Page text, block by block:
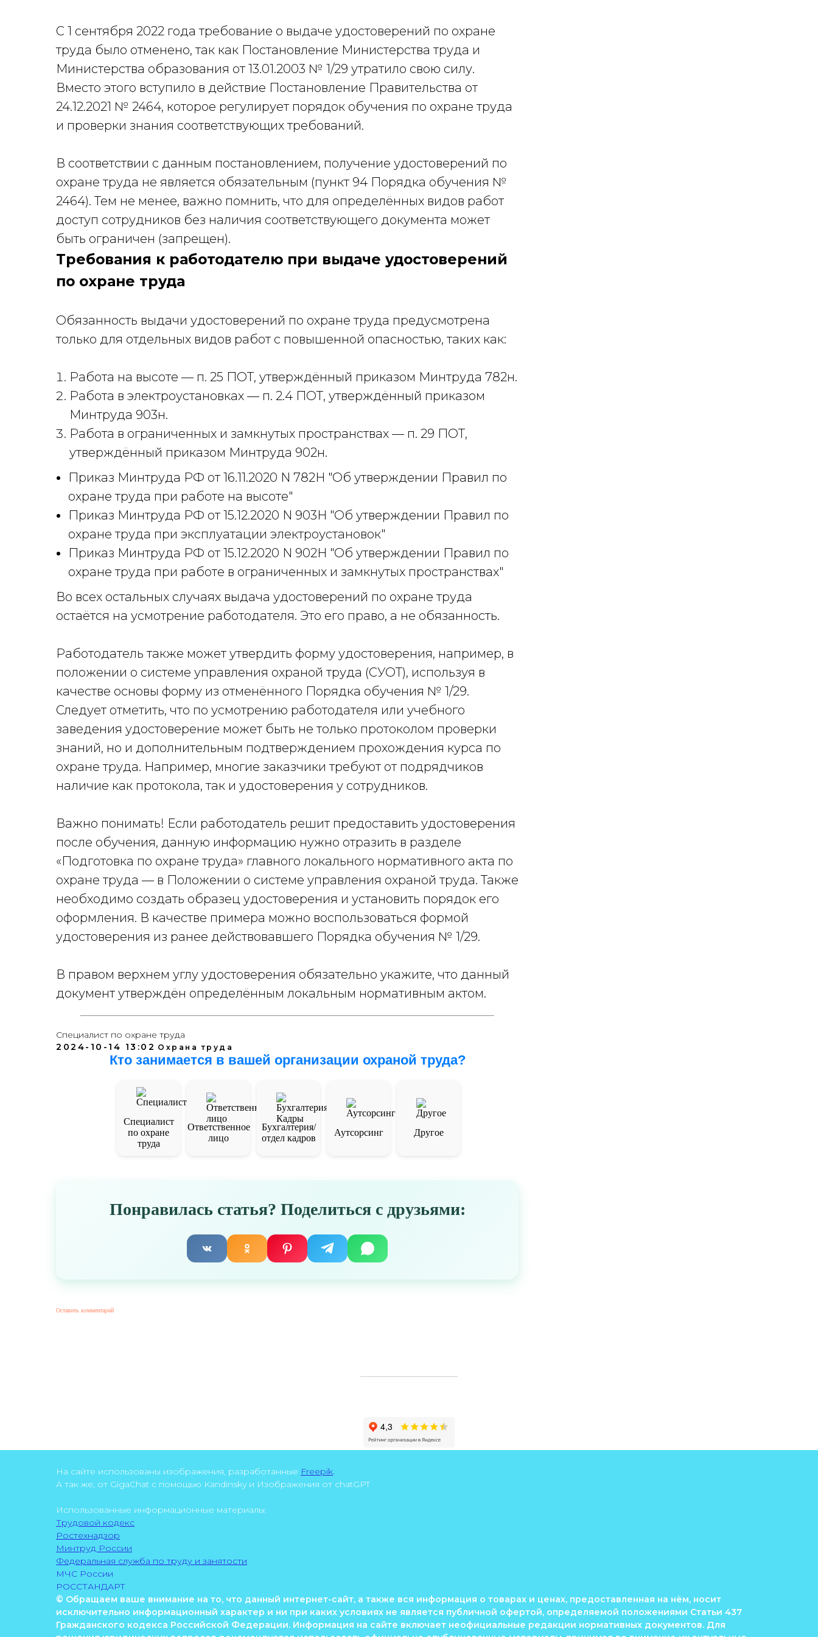
С 1 сентября 2022 года требование о выдаче удостоверений по охране
труда было отменено, так как Постановление Министерства труда и
Министерства образования от 13.01.2003 № 1/29 утратило свою силу.
Вместо этого вступило в действие Постановление Правительства от
24.12.2021 № 2464, которое регулирует порядок обучения по охране труда
и проверки знания соответствующих требований.
В соответствии с данным постановлением, получение удостоверений по
охране труда не является обязательным (пункт 94 Порядка обучения №
2464). Тем не менее, важно помнить, что для определённых видов работ
доступ сотрудников без наличия соответствующего документа может
быть ограничен (запрещен).
Требования к работодателю при выдаче удостоверений
по охране труда
Обязанность выдачи удостоверений по охране труда предусмотрена
только для отдельных видов работ с повышенной опасностью, таких как:
Работа на высоте — п. 25 ПОТ, утверждённый приказом Минтруда 782н.
Работа в электроустановках — п. 2.4 ПОТ, утверждённый приказом
Минтруда 903н.
Работа в ограниченных и замкнутых пространствах — п. 29 ПОТ,
утверждённый приказом Минтруда 902н.
Приказ Минтруда РФ от 16.11.2020 N 782Н "Об утверждении Правил по
охране труда при работе на высоте"
Приказ Минтруда РФ от 15.12.2020 N 903Н "Об утверждении Правил по
охране труда при эксплуатации электроустановок"
Приказ Минтруда РФ от 15.12.2020 N 902Н "Об утверждении Правил по
охране труда при работе в ограниченных и замкнутых пространствах"
Во всех остальных случаях выдача удостоверений по охране труда
остаётся на усмотрение работодателя. Это его право, а не обязанность.
Работодатель также может утвердить форму удостоверения, например, в
положении о системе управления охраной труда (СУОТ), используя в
качестве основы форму из отменённого Порядка обучения № 1/29.
Следует отметить, что по усмотрению работодателя или учебного
заведения удостоверение может быть не только протоколом проверки
знаний, но и дополнительным подтверждением прохождения курса по
охране труда. Например, многие заказчики требуют от подрядчиков
наличие как протокола, так и удостоверения у сотрудников.
Важно понимать! Если работодатель решит предоставить удостоверения
после обучения, данную информацию нужно отразить в разделе
«Подготовка по охране труда» главного локального нормативного акта по
охране труда — в Положении о системе управления охраной труда. Также
необходимо создать образец удостоверения и установить порядок его
оформления. В качестве примера можно воспользоваться формой
удостоверения из ранее действовавшего Порядка обучения № 1/29.
В правом верхнем углу удостоверения обязательно укажите, что данный
документ утверждён определённым локальным нормативным актом.
Специалист по охране труда
2024-10-14 13:02 Охрана труда
Кто занимается в вашей организации охраной труда?
Специалист
по охране
труда
Ответственное
лицо
Бухгалтерия/
отдел кадров
Аутсорсинг Другое
Понравилась статья? Поделиться с друзьями:
Оставить комментарий
На сайте использованы изображения, разработанные Freepik
А так же, от GigaChat с помощью Kandinsky и Изображения от chatGPT
Использованные информационные материалы:
Трудовой кодекс
Ростехнадзор
Минтруд России
Федеральная служба по труду и занятости
МЧС России
РОССТАНДАРТ
© Обращаем ваше внимание на то, что данный интернет-сайт, а также вся информация о товарах и ценах, предоставленная на нём, носит
исключительно информационный характер и ни при каких условиях не является публичной офертой, определяемой положениями Статьи 437
Гражданского кодекса Российской Федерации. Информация на сайте включает неофициальные редакции нормативных документов. Для